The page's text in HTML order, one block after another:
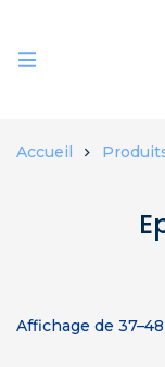
Accueil
Affichage de